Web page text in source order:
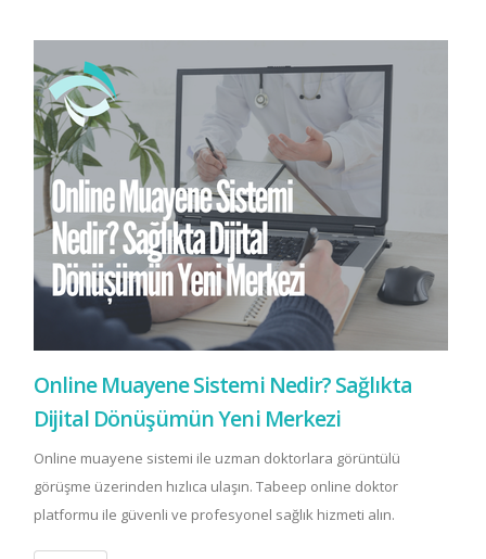
Online Muayene Sistemi Nedir? Sağlıkta
Dijital Dönüşümün Yeni Merkezi
Online muayene sistemi ile uzman doktorlara görüntülü
görüşme üzerinden hızlıca ulaşın. Tabeep online doktor
platformu ile güvenli ve profesyonel sağlık hizmeti alın.